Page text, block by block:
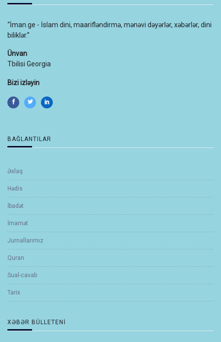
“İman.ge - İslam dini, maarifləndirmə, mənəvi dəyərlər, xəbərlər, dini
biliklər.”
Ünvan
Tbilisi Georgia
Bizi izləyin
BAĞLANTILAR
Əxlaq
Hədis
İbadət
İmamət
Jurnallarımız
Quran
Sual-cavab
Tarix
XƏBƏR BÜLLETENI